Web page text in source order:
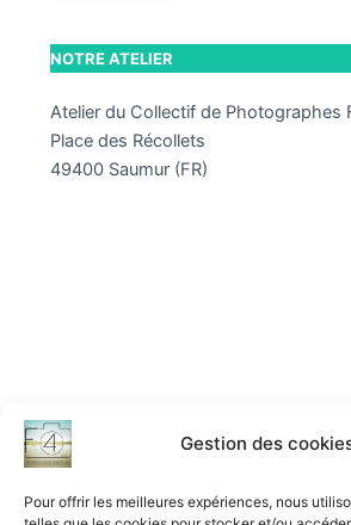
Gestion des
Pour offrir les meilleures expériences, nous
NOTRE ATELIER
Atelier du Collectif de Photographes
Place des Récollets
49400 Saumur (FR)